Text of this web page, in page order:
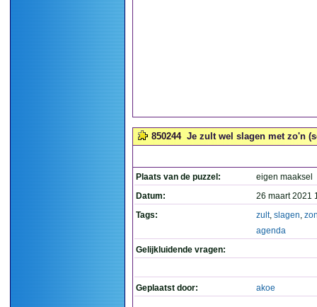
850244 Je zult wel slagen met zo'n
Plaats van de puzzel:
eigen maaksel
Datum:
26 maart 2021
Tags:
zult, slagen,
agenda
Gelijkluidende vragen:
Geplaatst door: akoe